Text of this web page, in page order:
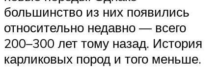
большинство из них появились
относительно недавно — всего
200–300 лет тому назад. История
карликовых пород и того меньше.